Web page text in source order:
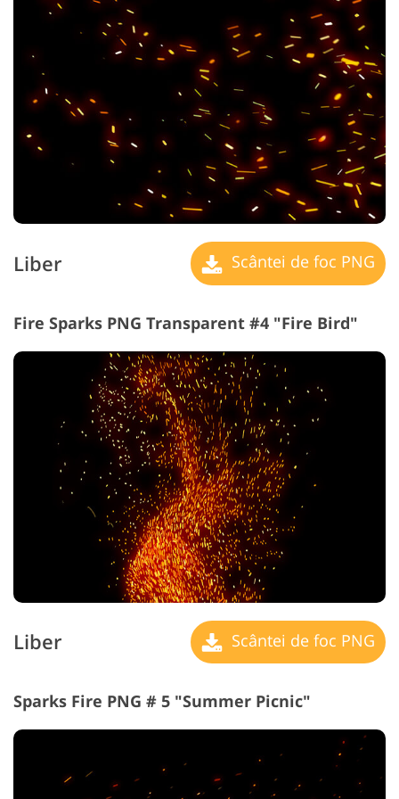
Liber Scântei de foc PNG
Fire Sparks PNG Transparent #4 "Fire Bird"
Liber Scântei de foc PNG
Sparks Fire PNG # 5 "Summer Picnic"